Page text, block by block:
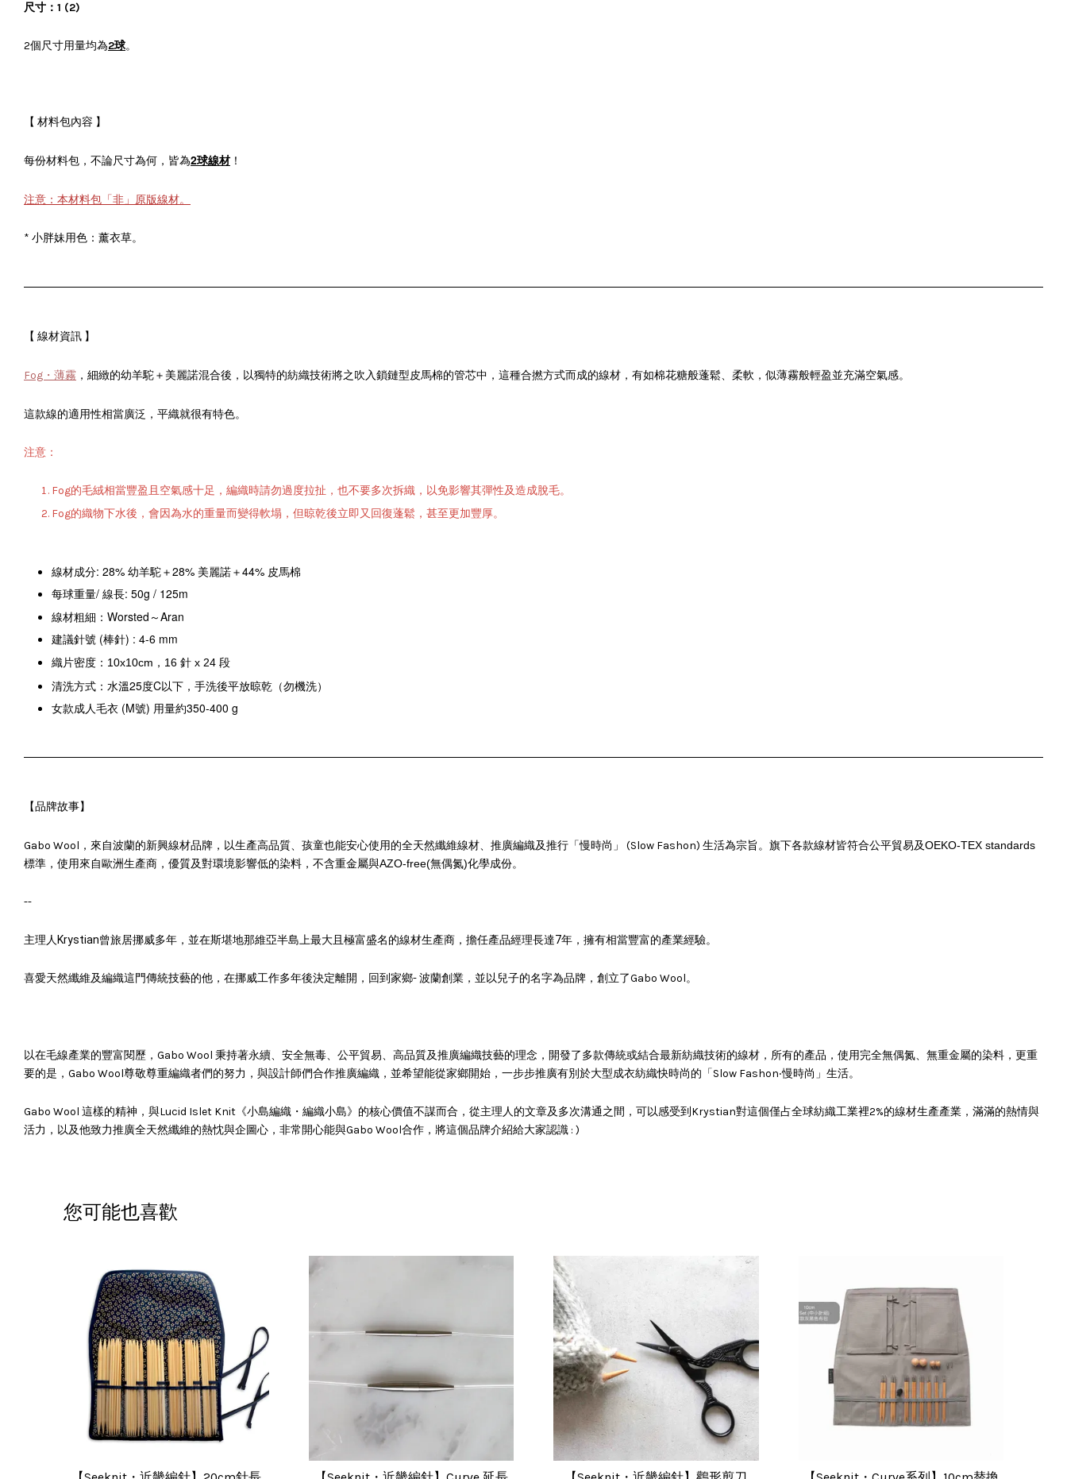
尺寸：1 (2)
2個尺寸用量均為2球。
【 材料包內容 】
每份材料包，不論尺寸為何，皆為2球線材！
注意：本材料包「非」原版線材。
* 小胖妹用色：薰衣草。
【 線材資訊 】
Fog・薄霧 ，細緻的幼羊駝＋美麗諾混合後 ，以獨特的紡織技術將之吹入鎖鏈型皮馬棉的管芯中，這種合撚方式而成的線材，有如棉花糖般蓬鬆、 柔軟，似薄霧般輕盈並充滿空氣感。
這款線的適用性相當廣泛，平織就很有特色。
注意：
Fog的毛絨相當豐盈且空氣感十足，編織時請勿過度拉扯，也不要多次拆織，以免影響其彈性及造成脫毛。
Fog的織物下水後，會因為水的重量而變得軟塌，但晾乾後立即又回復蓬鬆，甚至更加豐厚。
線材成分: 28% 幼羊駝＋28% 美麗諾＋44% 皮馬棉
每球重量/ 線長: 50g / 125m
線材粗細：Worsted～Aran
建議針號 (棒針) : 4-6 mm
織片密度：10x10cm，16 針 x 24 段
清洗方式：水溫25度C以下，手洗後平放晾乾（勿機洗）
女款成人毛衣 (M號) 用量約350-400 g
【品牌故事】
Gabo Wool，來自波蘭的新興線材品牌，以生產高品質、孩童也能安心使用的全天然纖維線材、推廣編織及推行「慢時尚」 (Slow Fashon) 生活為宗旨。旗下各款線材皆符合公平貿易及OEKO-TEX standards
標準，使用來自歐洲生產商，優質及對環境影響低的染料，不含重金屬與AZO-free(無偶氮)化學成份。
--
主理人 Krystian曾旅居挪威多年，並在斯堪地那維亞半島上最大且極富盛名的線材生產商，擔任產品經理長達7年，擁有相當豐富的產業經驗。
喜愛天然纖維及編織這門傳統技藝的他，在挪威工作多年後決定離開，回到家鄉- 波蘭創業，並以兒子的名字為品牌，創立了Gabo Wool。
以在毛線產業的豐富閱歷，Gabo Wool 秉持著永續、安全無毒、公平貿易、高品質及推廣編織技藝的理念，開發了多款傳統或結合最新紡織技術的線材，所有的產品，使用完全無偶氮、無重金屬的染料，更重
要的是，Gabo Wool尊敬尊重編織者們的努力，與設計師們合作推廣編織，並希望能從家鄉開始，一步步推廣有別於大型成衣紡織快時尚的「Slow Fashon‧慢時尚」生活。
Gabo Wool 這樣的精神，與Lucid Islet Knit《小島編織・編織小島》的核心價值不謀而合，從主理人的文章及多次溝通之間，可以感受到Krystian對這個僅占全球紡織工業裡2%的線材生產產業，滿滿的熱情與
活力，以及他致力推廣全天然纖維的熱忱與企圖心，非常開心能與Gabo Wool合作，將這個品牌介紹給大家認識 : )
您可能也喜歡